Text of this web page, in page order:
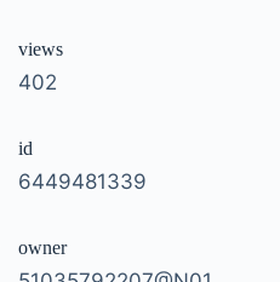
views
402
id
6449481339
owner